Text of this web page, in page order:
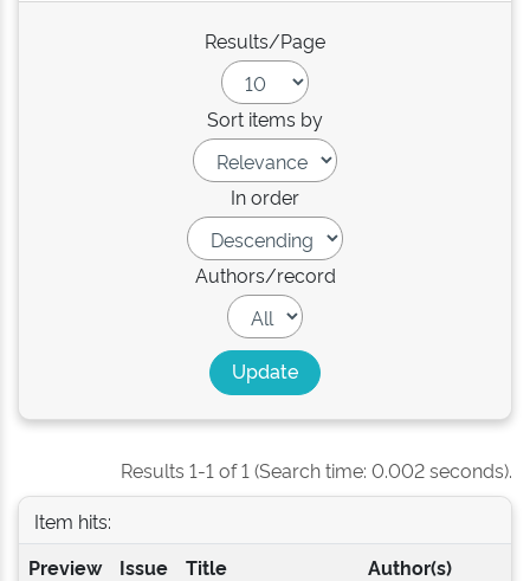
Results/Page
Sort items by
In order
Authors/record
Results 1-1 of 1 (Search time: 0.002 seconds).
Item hits:
Preview
Issue
Title Author(s)